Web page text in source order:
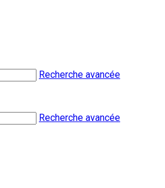
Recherche avancée
Recherche avancée